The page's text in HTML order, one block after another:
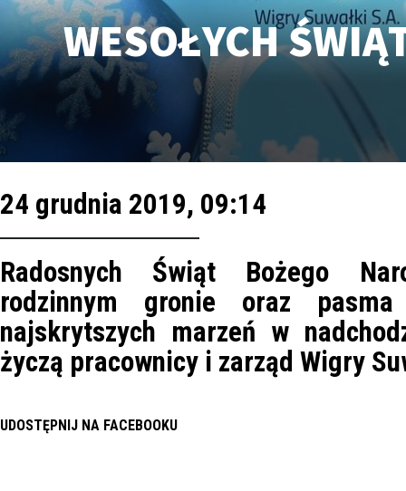
WESOŁYCH
24 grudnia 2019, 09:14
Radosnych Świąt Bożego
rodzinnym gronie oraz
najskrytszych marzeń w
życzą pracownicy i zarząd Wigry
UDOSTĘPNIJ NA FACEBOOKU